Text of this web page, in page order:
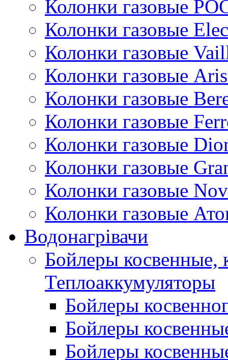
Колонки газовые
Колонки газовые
Колонки газовые
Колонки газовые
Колонки газовые
Колонки газовые
Колонки газовые
Колонки газовые
Колонки газовые
Колонки газовые
Водонагрівачи
Бойлеры косвенные,
Теплоаккумуляторы
Бойлеры
Бойлеры
Бойлеры